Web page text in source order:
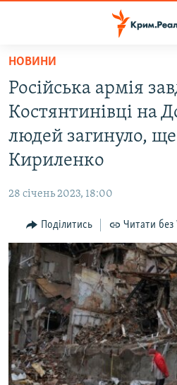
Перейти
основного
матеріалу
до
основної
Перейти
пошуку
ВІДЕО ТА ФОТО
ПОЛІТИКА
ІНТЕРВ'Ю
ВСЕ ЗА ДЕНЬ
СПЕЦПРОЕКТИ
ДЕПОРТАЦІЯ
ВІДЕОУРОКИ «ELIFBE»
СВІДЧЕННЯ ОКУПАЦІЇ
УКРАЇНСЬКА ПРОБЛЕМА КРИМУ
ЯК ОБІЙТИ БЛОКУВАННЯ
Русский
Qırımtatar
НОВИНИ
Російська армія
Костянтинівці на
людей загинуло,
Кириленко
28 січень 2023, 18:00
Поділитись Читати без